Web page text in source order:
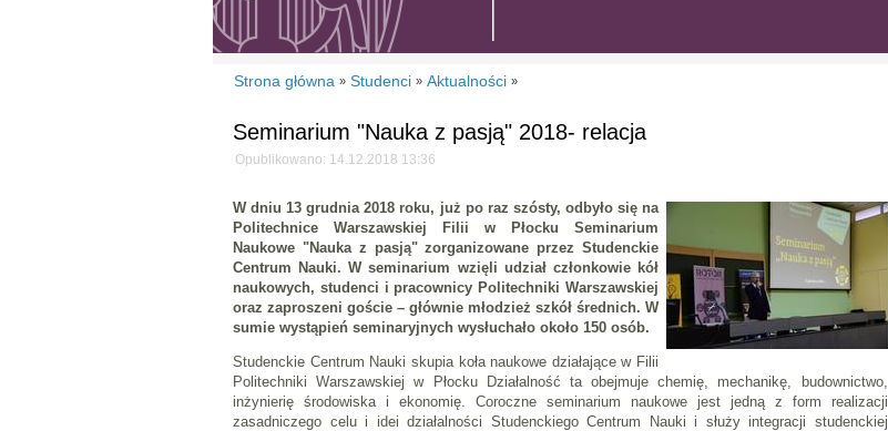
Strona główna » Studenci » Aktualności »
Seminarium "Nauka z pasją" 2018- relacja
Opublikowano: 14.12.2018 13:36
W dniu 13 grudnia 2018 roku, już po raz szósty, odbyło się na
Politechnice Warszawskiej Filii w Płocku Seminarium
Naukowe "Nauka z pasją" zorganizowane przez Studenckie
Centrum Nauki. W seminarium wzięli udział członkowie kół
naukowych, studenci i pracownicy Politechniki Warszawskiej
oraz zaproszeni goście – głównie młodzież szkół średnich. W
sumie wystąpień seminaryjnych wysłuchało około 150 osób.
Studenckie Centrum Nauki skupia koła naukowe działające w Filii
Politechniki Warszawskiej w Płocku Działalność ta obejmuje chemię, mechanikę, budownictwo,
inżynierię środowiska i ekonomię. Coroczne seminarium naukowe jest jedną z form realizacji
zasadniczego celu i idei działalności Studenckiego Centrum Nauki i służy integracji studenckiej